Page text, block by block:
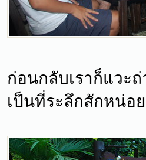
ก่อนกลับเราก็แวะ
เป็นที่ระลึกสักหน่อย